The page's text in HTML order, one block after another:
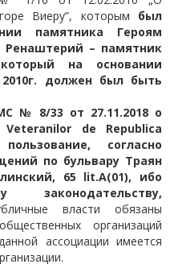
Виеру”, которым был
памятника Героям
Ренаштерий – памятник
на основании
должен был быть
№ 8/33 от 27.11.2018 о
de Republica
согласно
по бульвару Траян
65 lit.A(01), ибо
законодательству,
власти обязаны
организаций
ассоциации имеется